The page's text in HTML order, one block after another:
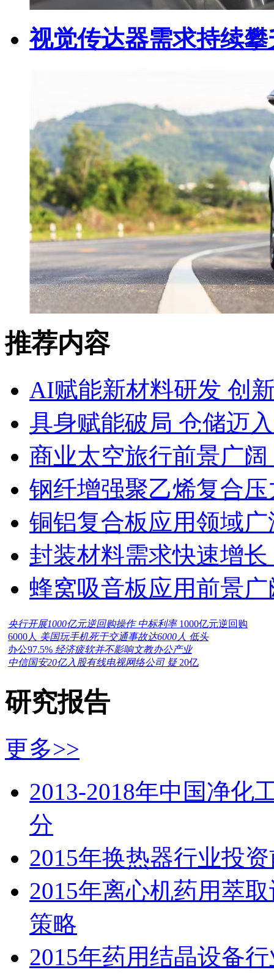
视觉传达器需求持续
推荐内容
AI赋能新材料研发 创
具身赋能破局 仓储迈
商业太空旅行前景广
钢纤增强聚乙烯复合
铜铝复合板应用领域
封装材料需求快速增
蜂窝吸音板应用前景
央行开展1000亿元逆回购操作 中标利率 1000亿元逆回购
6000人 美国玩手机死于交通事故达6000人 低头
办公97.5% 经济疲软并不影响文教办公产业
中信国安20亿入股有线电视网络公司 疑 20亿
研究报告
更多>>
2013-2018年中国净化
分
2015年换热器行业投
2015年离心机药用萃
策略
2015年药用结晶设备